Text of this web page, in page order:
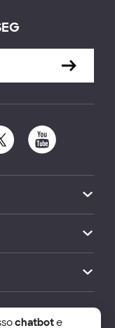
and
chatbote